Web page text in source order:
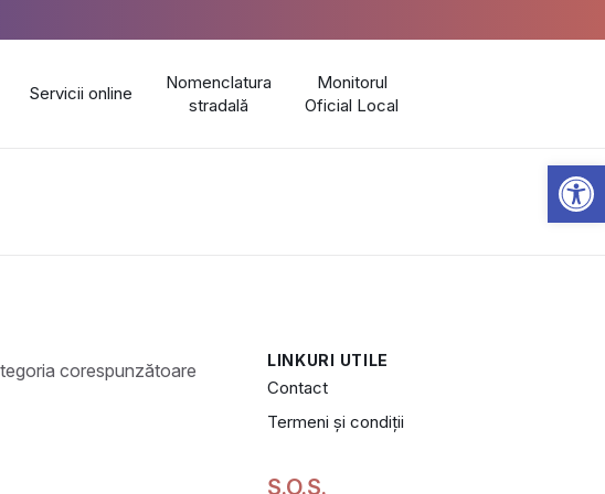
Servicii online
Nomenclatura
stradală
Monitorul
Oficial Local
LINKURI UTILE
Contact
Termeni și condiții
S.O.S.